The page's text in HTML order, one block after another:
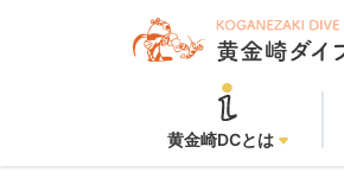
黄金崎DCとは